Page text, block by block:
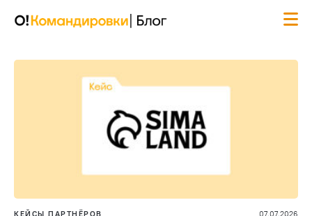
КЕЙСЫ ПАРТНЁРОВ 07.07.2026